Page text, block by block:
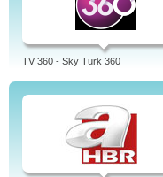
TV 360 - Sky Turk 360